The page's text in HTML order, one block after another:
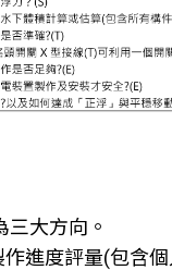
三大方向。
作進度評量(包含